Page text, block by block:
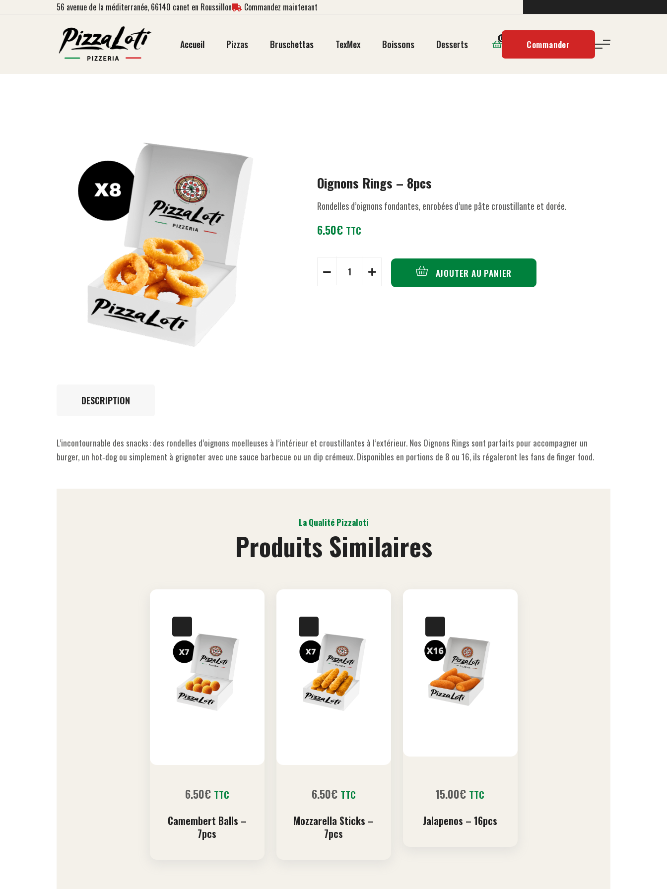
56 avenue de la méditerranée, 66140 canet en Roussillon Commandez maintenant
Accueil Pizzas Bruschettas TexMex Boissons Desserts 0 Commander
Oignons Rings – 8pcs
Rondelles d’oignons fondantes, enrobées d’une pâte croustillante et dorée.
6.50€ TTC
AJOUTER AU PANIER
DESCRIPTION
L’incontournable des snacks : des rondelles d’oignons moelleuses à l’intérieur et croustillantes à l’extérieur. Nos Oignons Rings sont parfaits pour accompagner un
burger, un hot‐dog ou simplement à grignoter avec une sauce barbecue ou un dip crémeux. Disponibles en portions de 8 ou 16, ils régaleront les fans de finger food.
La Qualité Pizzaloti
Produits Similaires
6.50€ TTC
Camembert Balls –
7pcs
6.50€ TTC
Mozzarella Sticks –
7pcs
15.00€ TTC
Jalapenos – 16pcs